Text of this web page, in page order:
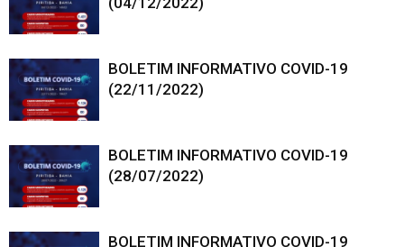
BOLETIM INFORMATIVO COVID-19
(22/11/2022)
BOLETIM INFORMATIVO COVID-19
(28/07/2022)
BOLETIM INFORMATIVO COVID-19